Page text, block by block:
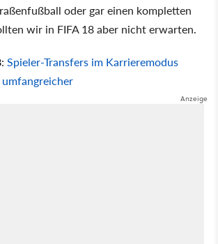
oder gar einen kompletten
wir in FIFA 18 aber nicht erwarten.
: Spieler-Transfers im Karrieremodus